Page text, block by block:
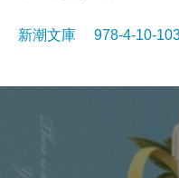
新潮文庫 978-4-10-